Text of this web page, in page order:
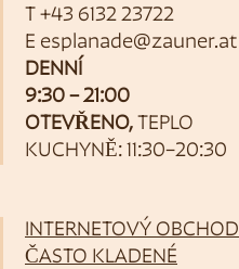
T +43 6132 23722
E esplanade@zauner.at
DENNÍ
9:30 – 21:00
OTEVŘENO, TEPLO
KUCHYNĚ: 11:30–20:30
INTERNETOVÝ OBCHOD
ČASTO KLADENÉ